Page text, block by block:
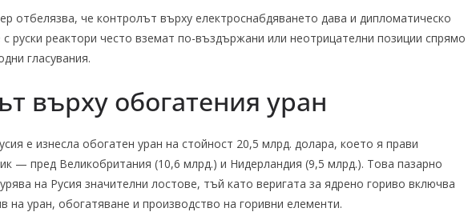
отбелязва, че контролът върху електроснабдяването дава и дипломатическо
руски реактори често вземат по-въздържани или неотрицателни позиции спрямо
гласувания.
върху обогатения уран
е изнесла обогатен уран на стойност 20,5 млрд. долара, което я прави
— пред Великобритания (10,6 млрд.) и Нидерландия (9,5 млрд.). Това пазарно
на Русия значителни лостове, тъй като веригата за ядрено гориво включва
на уран, обогатяване и производство на горивни елементи.